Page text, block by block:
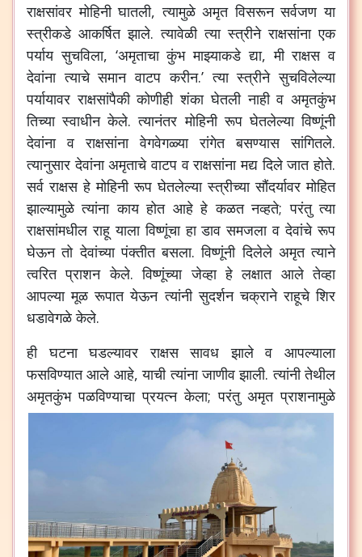
राक्षसांवर मोहिनी घातली, त्यामुळे अमृत विसरून सर्वजण या
स्त्रीकडे आकर्षित झाले. त्यावेळी त्या स्त्रीने राक्षसांना एक
पर्याय सुचविला, ‘अमृताचा कुंभ माझ्याकडे द्या, मी राक्षस व
देवांना त्याचे समान वाटप करीन.’ त्या स्त्रीने सुचविलेल्या
पर्यायावर राक्षसांपैकी कोणीही शंका घेतली नाही व अमृतकुंभ
तिच्या स्वाधीन केले. त्यानंतर मोहिनी रूप घेतलेल्या विष्णूंनी
देवांना व राक्षसांना वेगवेगळ्या रांगेत बसण्यास सांगितले.
त्यानुसार देवांना अमृताचे वाटप व राक्षसांना मद्य दिले जात होते.
सर्व राक्षस हे मोहिनी रूप घेतलेल्या स्त्रीच्या सौंदर्यावर मोहित
झाल्यामुळे त्यांना काय होत आहे हे कळत नव्हते; परंतु त्या
राक्षसांमधील राहू याला विष्णूंचा हा डाव समजला व देवांचे रूप
घेऊन तो देवांच्या पंक्तीत बसला. विष्णूंनी दिलेले अमृत त्याने
त्वरित प्राशन केले. विष्णूंच्या जेव्हा हे लक्षात आले तेव्हा
आपल्या मूळ रूपात येऊन त्यांनी सुदर्शन चक्राने राहूचे शिर
धडावेगळे केले.
ही घटना घडल्यावर राक्षस सावध झाले व आपल्याला
फसविण्यात आले आहे, याची त्यांना जाणीव झाली. त्यांनी तेथील
अमृतकुंभ पळविण्याचा प्रयत्नकेला; परंतु अमृत प्राशनामुळे